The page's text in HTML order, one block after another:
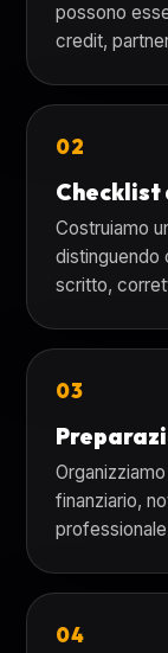
possono
credit,
02
Checklist
Costruiamo
distinguendo
scritto,
03
finanziario,
04